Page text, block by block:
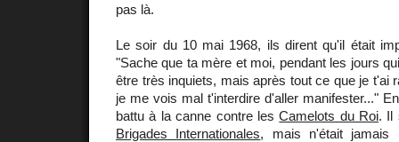
pas là.
Le soir du 10 mai 1968, ils dirent qu'il était
"Sache que ta mère et moi, pendant les jours
être très inquiets, mais après tout ce que je t'ai
je me vois mal t'interdire d'aller manifester..."
battu à la canne contre lesCamelots du Roi. Il
Brigades Internationales, mais n'était